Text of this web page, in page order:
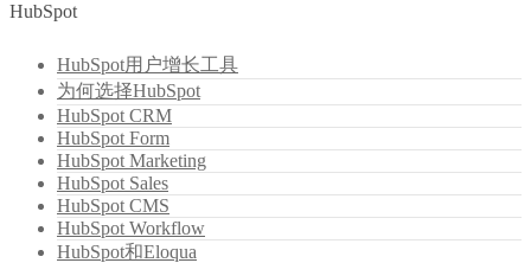
HubSpot
HubSpot用户增长工具
为何选择HubSpot
HubSpot CRM
HubSpot Form
HubSpot Marketing
HubSpot Sales
HubSpot CMS
HubSpot Workflow
HubSpot和Eloqua